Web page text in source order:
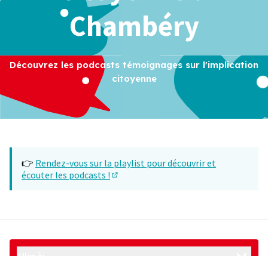
Chambéry
Découvrez les podcasts témoignages sur l'implication
citoyenne
👉 Rendez-vous sur la playlist pour découvrir et
écouter les podcasts !